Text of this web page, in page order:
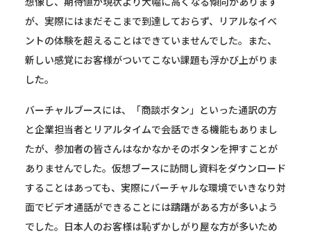
が、実際にはまだそこまで到達しておらず、リアルなイベ
ントの体験を超えることはできていませんでした。また、
新しい感覚にお客様がついてこない課題も浮かび上がりま
した。
バーチャルブースには、「商談ボタン」といった通訳の方
と企業担当者とリアルタイムで会話できる機能もありまし
たが、参加者の皆さんはなかなかそのボタンを押すことが
ありませんでした。仮想ブースに訪問し資料をダウンロード
することはあっても、実際にバーチャルな環境でいきなり対
面でビデオ通話ができることには躊躇がある方が多いよう
でした。日本人のお客様は恥ずかしがり屋な方が多いため